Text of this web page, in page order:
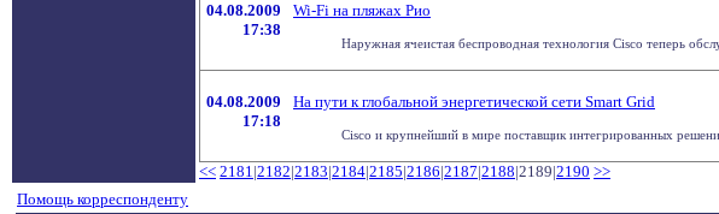
04.08.2009
17:38
Wi-Fi на пляжах Рио
Наружная ячеистая беспроводная технология Cisco теперь
04.08.2009
17:18
На пути к глобальной энергетической сети Smart Grid
Cisco и крупнейший в мире поставщик интегрированных
<< 2181|2182|2183|2184|2185|2186|2187|2188|2189|2190 >>
Помощь корреспонденту